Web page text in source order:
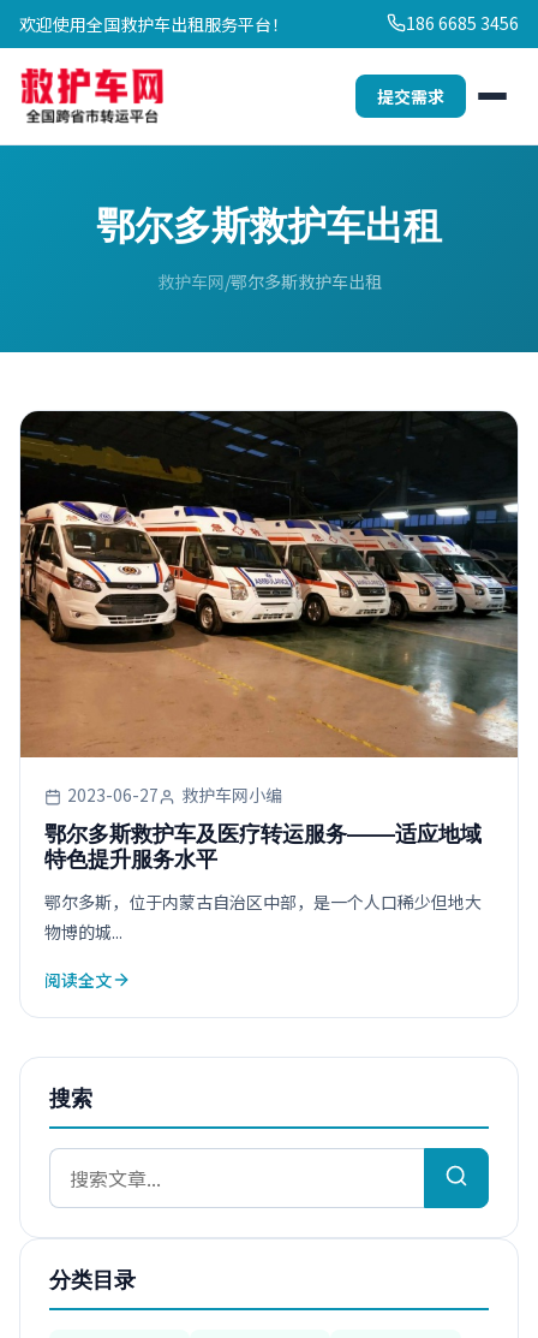
欢迎使用全国救护车出租服务平台！ 186 6685 3456
提交需求
鄂尔多斯救护车出租
救护车网 鄂尔多斯救护车出租
2023-06-27 救护车网小编
鄂尔多斯救护车及医疗转运服务——适应地域
特色提升服务水平
鄂尔多斯，位于内蒙古自治区中部，是一个人口稀少但地大
物博的城...
阅读全文
搜索
分类目录